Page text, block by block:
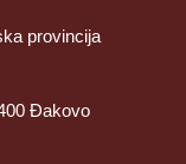
provincija
Đakovo